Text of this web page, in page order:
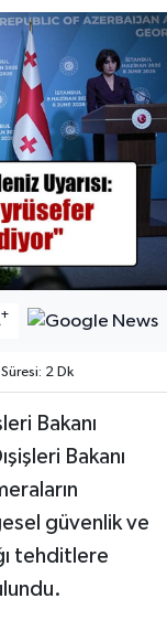
+
2 Dk
Bakanı
Bakanı
güvenlik ve
tehditlere